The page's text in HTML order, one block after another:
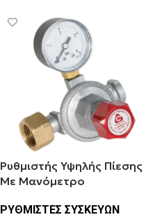
Ρυθμιστής Υψηλής Πίεσης
Με Μανόμετρο
ΡΥΘΜΙΣΤΕΣ ΣΥΣΚΕΥΩΝ